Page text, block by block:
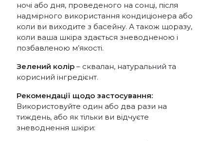
ночі або дня, проведеного на сонці, після
надмірного використання кондиціонера або
коли ви виходите з басейну. А також щоразу,
коли ваша шкіра здається зневодненою і
позбавленою м’якості.
Зелений колір – сквалан, натуральний та
корисний інгредієнт.
Рекомендації щодо застосування:
Використовуйте один або два рази на
тиждень, або як тільки ви відчуєте
зневоднення шкіри: